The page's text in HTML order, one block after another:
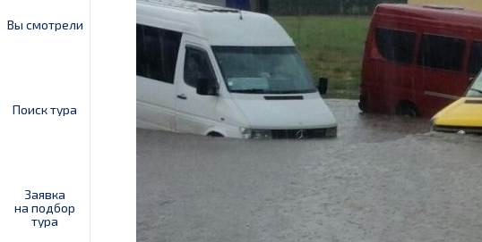
Вы смотрели
Поиск тура
Заявка
на подбор
тура